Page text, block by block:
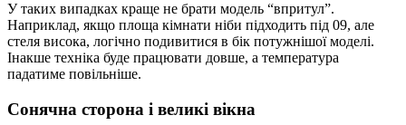
У таких випадках краще не брати модель “впритул”.
Наприклад, якщо площа кімнати ніби підходить під 09, але
стеля висока, логічно подивитися в бік потужнішої моделі.
Інакше техніка буде працювати довше, а температура
падатиме повільніше.
Сонячна сторона і великі вікна